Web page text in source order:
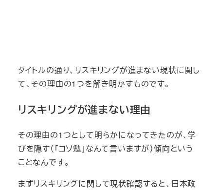
タイトルの通り、リスキリングが進まない現状に関し
て、その理由の1つを解き明かすものです。
リスキリングが進まない理由
その理由の1つとして明らかになってきたのが、学
びを隠す（「コソ勉」なんて言いますが）傾向という
ことなんです。
まずリスキリングに関して現状確認すると、日本政